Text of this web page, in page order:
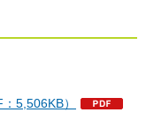
5,506KB）